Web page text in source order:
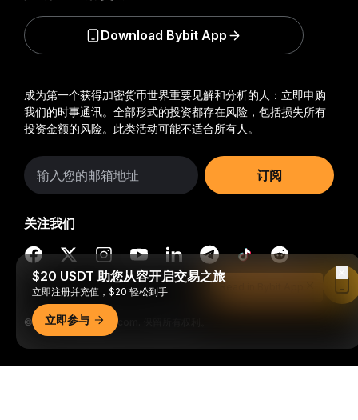
成为第一个获得加密货币世界重要见解和分析的人：立即申购
我们的时事通讯。 全部形式的投资都存在风险，包括损失所有
投资金额的风险。此类活动可能不适合所有人。
订阅
关注我们
© 2018-2026 Bybit.com. 保留所有权利。
Download Bybit App
$20 USDT 助您从容开启交易之旅
立即注册并充值，$20 轻松到手
立即参与